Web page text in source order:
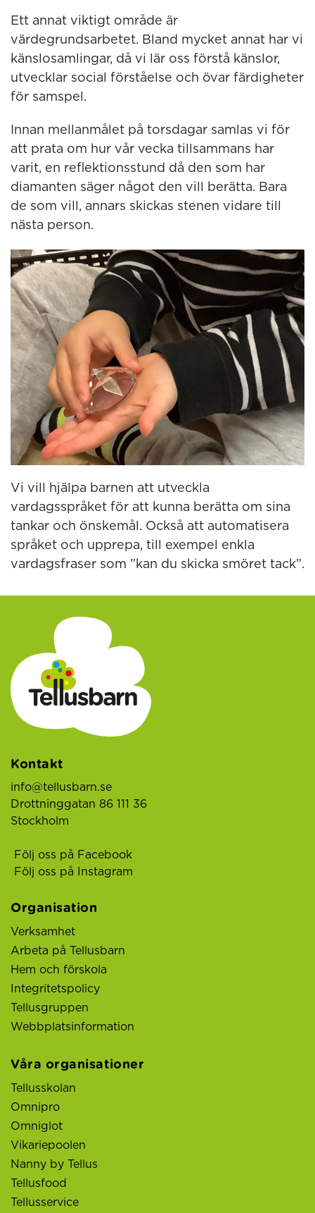
Ett annat viktigt område är
värdegrundsarbetet. Bland mycket annat har vi
känslosamlingar, då vi lär oss förstå känslor,
utvecklar social förståelse och övar färdigheter
för samspel.
Innan mellanmålet på torsdagar samlas vi för
att prata om hur vår vecka tillsammans har
varit, en reflektionsstund då den som har
diamanten säger något den vill berätta. Bara
de som vill, annars skickas stenen vidare till
nästa person.
Vi vill hjälpa barnen att utveckla
vardagsspråket för att kunna berätta om sina
tankar och önskemål. Också att automatisera
språket och upprepa, till exempel enkla
vardagsfraser som ”kan du skicka smöret tack”.
Kontakt
info@tellusbarn.se
Drottninggatan 86 111 36
Stockholm
Följ oss på Facebook
Följ oss på Instagram
Organisation
Verksamhet
Arbeta på Tellusbarn
Hem och förskola
Integritetspolicy
Tellusgruppen
Webbplatsinformation
Våra organisationer
Tellusskolan
Omnipro
Omniglot
Vikariepoolen
Nanny by Tellus
Tellusfood
Tellusservice